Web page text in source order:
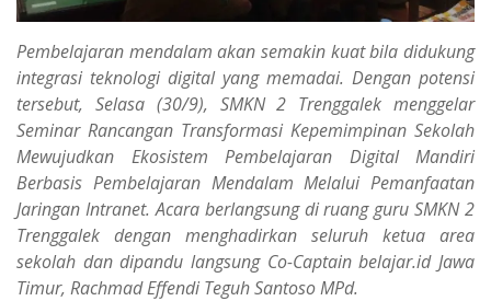
Pembelajaran mendalam akan semakin kuat bila didukung
integrasi teknologi digital yang memadai. Dengan potensi
tersebut, Selasa (30/9), SMKN 2 Trenggalek menggelar
Seminar Rancangan Transformasi Kepemimpinan Sekolah
Mewujudkan Ekosistem Pembelajaran Digital Mandiri
Berbasis Pembelajaran Mendalam Melalui Pemanfaatan
Jaringan Intranet. Acara berlangsung di ruang guru SMKN 2
Trenggalek dengan menghadirkan seluruh ketua area
sekolah dan dipandu langsung Co-Captain belajar.id Jawa
Timur, Rachmad Effendi Teguh Santoso MPd.